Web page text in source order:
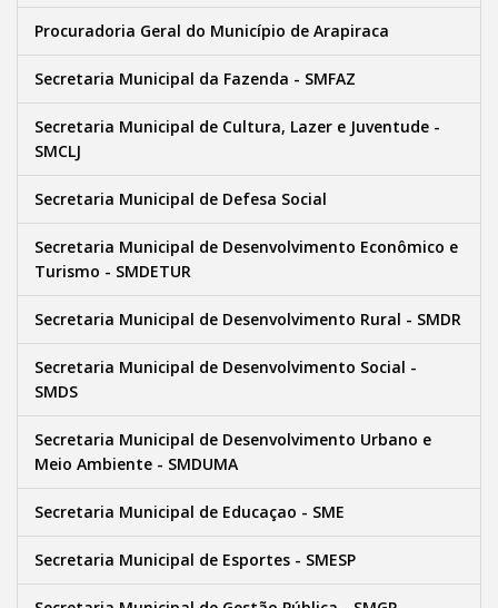
Procuradoria Geral do Município de Arapiraca
Secretaria Municipal da Fazenda - SMFAZ
Secretaria Municipal de Cultura, Lazer e Juventude -
SMCLJ
Secretaria Municipal de Defesa Social
Secretaria Municipal de Desenvolvimento Econômico e
Turismo - SMDETUR
Secretaria Municipal de Desenvolvimento Rural - SMDR
Secretaria Municipal de Desenvolvimento Social -
SMDS
Secretaria Municipal de Desenvolvimento Urbano e
Meio Ambiente - SMDUMA
Secretaria Municipal de Educaçao - SME
Secretaria Municipal de Esportes - SMESP